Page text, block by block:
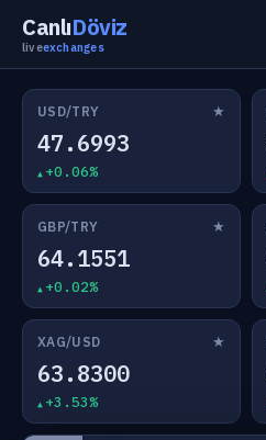
CanlıDöviz
liveexchanges
USD/TRY ★
47.6993
+0.06%
GBP/TRY ★
64.1551
+0.02%
XAG/USD ★
63.8300
+3.53%